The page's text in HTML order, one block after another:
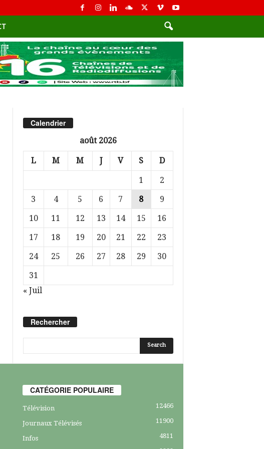
Calendrier
août 2026
L M M J V S D
1
2
3
4 5 6 7 8
9
10
11 12 13 14 15
16
17
18 19 20 21 22
23
24
25 26 27 28 29
30
31
« Juil
Rechercher
CATÉGORIE POPULAIRE
Télévision 12466
Journaux Télévisés 11900
Infos
4811